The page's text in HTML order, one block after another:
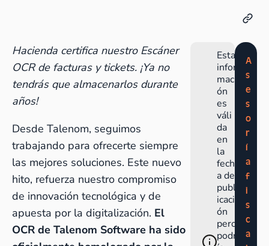
Hacienda certifica nuestro Escáner
OCR de facturas y tickets. ¡Ya no
tendrás que almacenarlos durante
años!
Desde Talenom, seguimos
trabajando para ofrecerte siempre
las mejores soluciones. Este nuevo
hito, refuerza nuestro compromiso
de innovación tecnológica y de
apuesta por la digitalización. El
OCR de Talenom Software ha sido
Esta
infor
maci
ón
es
váli
da
en
la
fech
a de
publ
icaci
ón
pero
podr
A
s
e
s
o
r
í
a
f
i
s
c
a